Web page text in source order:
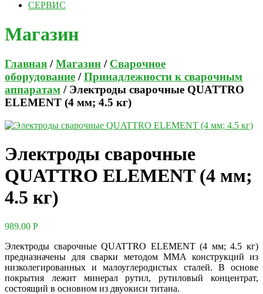
СЕРВИС
Магазин
Главная /Магазин / Сварочное
оборудование /Принадлежности к сварочным
аппаратам / Электроды сварочные QUATTRO
ELEMENT (4 мм; 4.5 кг)
Электроды сварочные
QUATTRO ELEMENT (4 мм;
4.5 кг)
989.00 Р
Электроды сварочные QUATTRO ELEMENT (4 мм; 4.5 кг)
предназначены для сварки методом MMA конструкций из
низколегированных и малоуглеродистых сталей. В основе
покрытия лежит минерал рутил, рутиловый концентрат,
состоящий в основном из двуокиси титана.